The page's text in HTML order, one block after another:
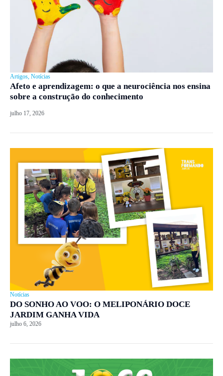
Artigos, Notícias
Afeto e aprendizagem: o que a neurociência nos ensina
sobre a construção do conhecimento
julho 17, 2026
Notícias
DO SONHO AO VOO: O MELIPONÁRIO DOCE
JARDIM GANHA VIDA
julho 6, 2026